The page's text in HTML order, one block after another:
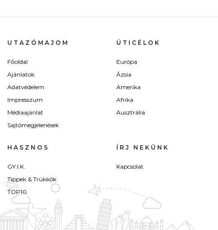
UTAZÓMAJOM
Főoldal
Ajánlatok
Adatvédelem
Impresszum
Médiaajánlat
Sajtómegjelenések
ÚTICÉLOK
Európa
Ázsia
Amerika
Afrika
Ausztrália
HASZNOS
GY.I.K.
Tippek & Trükkök
TOP10
ÍRJ NEKÜNK
Kapcsolat